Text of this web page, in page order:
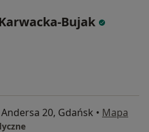
Bujak
Andersa 20, Gdańsk • Mapa